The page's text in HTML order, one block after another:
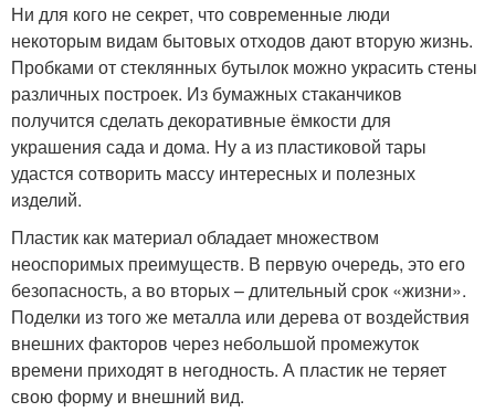
Ни для кого не секрет, что современные люди
некоторым видам бытовых отходов дают вторую жизнь.
Пробками от стеклянных бутылок можно украсить стены
различных построек. Из бумажных стаканчиков
получится сделать декоративные ёмкости для
украшения сада и дома. Ну а из пластиковой тары
удастся сотворить массу интересных и полезных
изделий.
Пластик как материал обладает множеством
неоспоримых преимуществ. В первую очередь, это его
безопасность, а во вторых – длительный срок «жизни».
Поделки из того же металла или дерева от воздействия
внешних факторов через небольшой промежуток
времени приходят в негодность. А пластик не теряет
свою форму и внешний вид.